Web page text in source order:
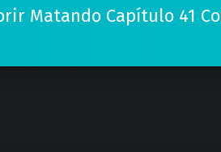
Matando Capítulo 41